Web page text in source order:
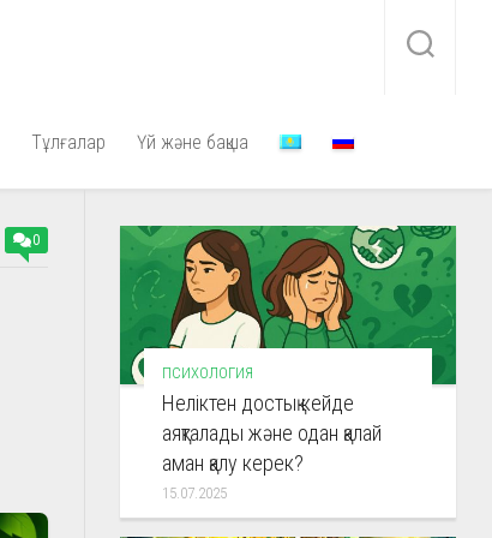
Тұлғалар Үй және бақша
0
ПСИХОЛОГИЯ
Неліктен достық кейде
аяқталады және одан қалай
аман қалу керек?
15.07.2025